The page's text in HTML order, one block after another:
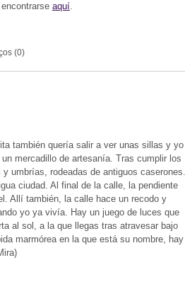
aquí.
(0)
también quería salir a ver unas sillas y yo
mercadillo de artesanía. Tras cumplir los
umbrías, rodeadas de antiguos caserones.
ciudad. Al final de la calle, la pendiente
Allí también, la calle hace un recodo y
yo ya vivía. Hay un juego de luces que
al sol, a la que llegas tras atravesar bajo
marmórea en la que está su nombre, hay